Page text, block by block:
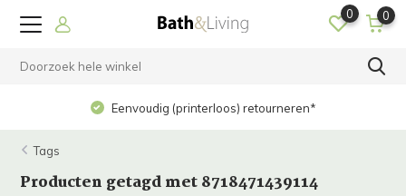
0 0
Eenvoudig (printerloos) retourneren*
Tags
Producten getagd met 8718471439114